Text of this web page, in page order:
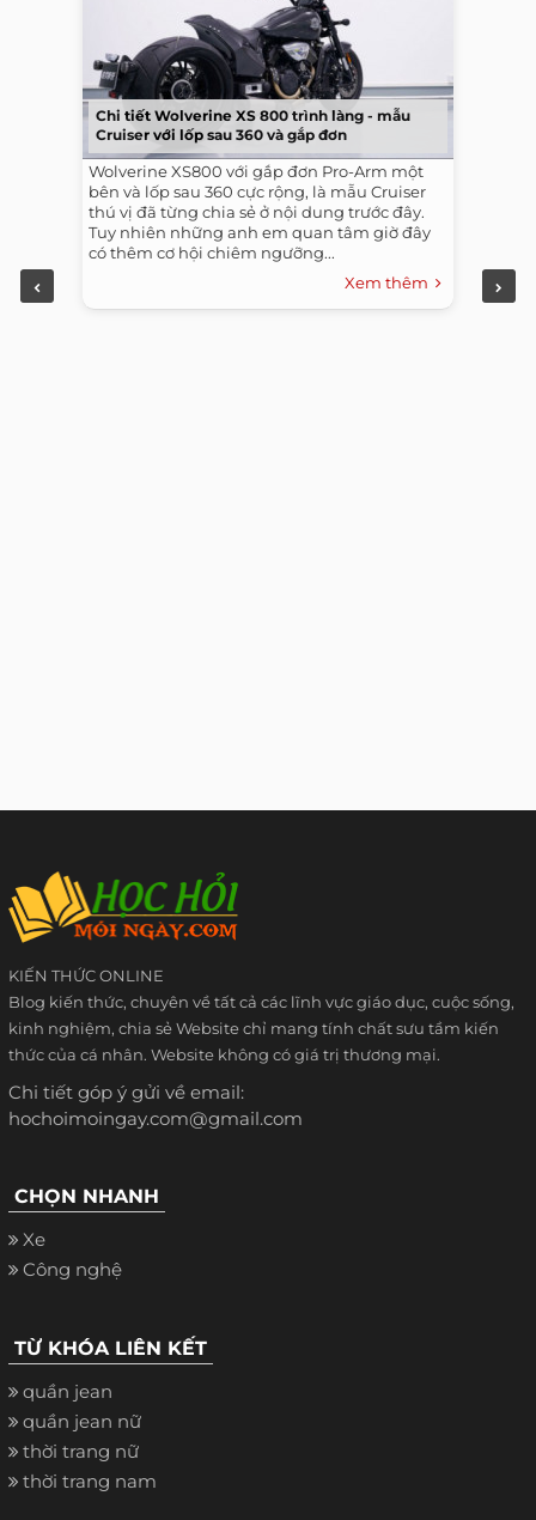
Chi tiết Wolverine XS 800 trình làng - mẫu
Cruiser với lốp sau 360 và gắp đơn
Wolverine XS800 với gắp đơn Pro-Arm một
bên và lốp sau 360 cực rộng, là mẫu Cruiser
thú vị đã từng chia sẻ ở nội dung trước đây.
Tuy nhiên những anh em quan tâm giờ đây
có thêm cơ hội chiêm ngưỡng...
Xem thêm
KIẾN THỨC ONLINE
Blog kiến thức, chuyên về tất cả các lĩnh vực giáo dục, cuộc sống,
kinh nghiệm, chia sẻ Website chỉ mang tính chất sưu tầm kiến
thức của cá nhân. Website không có giá trị thương mại.
Chi tiết góp ý gửi về email:
hochoimoingay.com@gmail.com
CHỌN NHANH
Xe
Công nghệ
TỪ KHÓA LIÊN KẾT
quần jean
quần jean nữ
thời trang nữ
thời trang nam